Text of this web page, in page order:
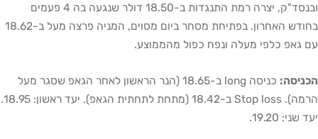
ובנסד"ק, יצרה רמת התנגדות ב-18.50 דולר שנגעה בה 4 פעמים
בחודש האחרון. בפתיחת מסחר ביום מסוים, המניה פרצה מעל ב-18.62
גאפ כלפי מעלה ונפח כפול מהממוצע.
כניסה long ב-18.65 (הנר הראשון לאחר הגאפ שסגר מעל
הרמה). Stop loss ב-18.42 (מתחת לתחתית הגאפ). יעד ראשון: 18.95.
19.20.